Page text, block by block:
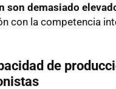
son demasiado
con la competencia
de